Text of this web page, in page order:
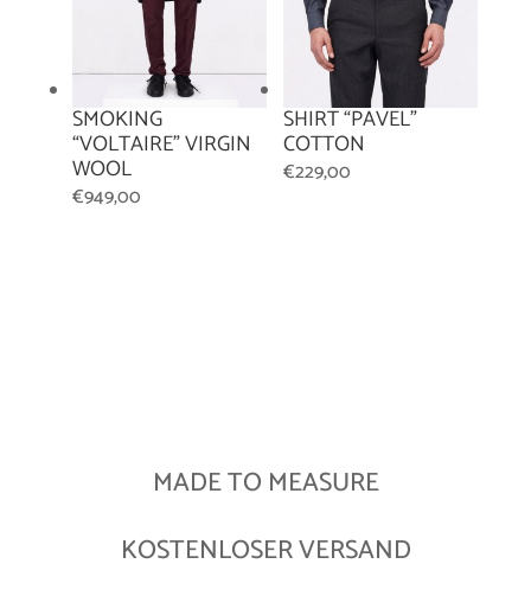
SMOKING
“VOLTAIRE” VIRGIN
WOOL
€949,00
SHIRT “PAVEL”
COTTON
€229,00
MADE TO MEASURE
KOSTENLOSER VERSAND